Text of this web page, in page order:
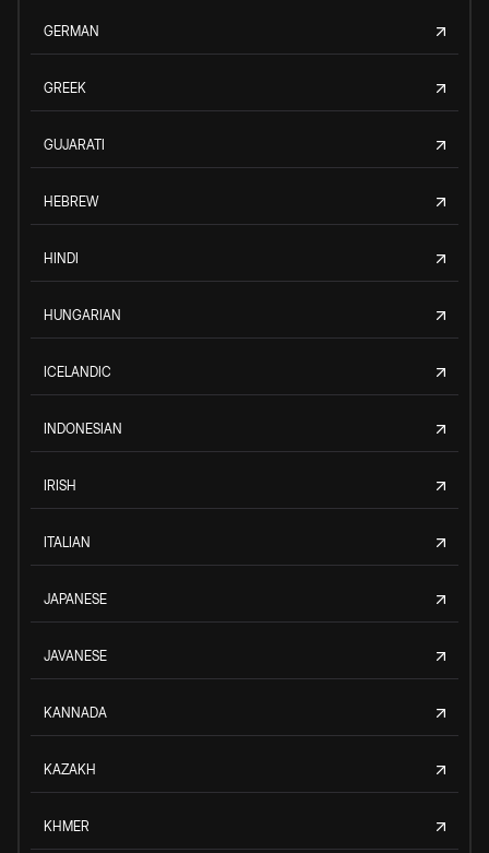
GERMAN
GREEK
GUJARATI
HEBREW
HINDI
HUNGARIAN
ICELANDIC
INDONESIAN
IRISH
ITALIAN
JAPANESE
JAVANESE
KANNADA
KAZAKH
KHMER